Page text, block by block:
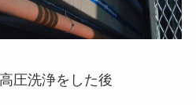
圧洗浄をした後